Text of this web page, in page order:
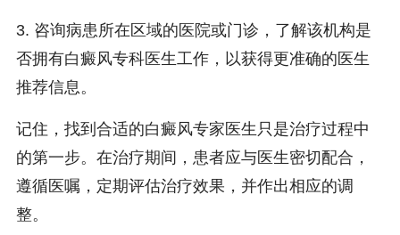
3. 咨询病患所在区域的医院或门诊，了解该机构是
否拥有白癜风专科医生工作，以获得更准确的医生
推荐信息。
记住，找到合适的白癜风专家医生只是治疗过程中
的第一步。在治疗期间，患者应与医生密切配合，
遵循医嘱，定期评估治疗效果，并作出相应的调
整。